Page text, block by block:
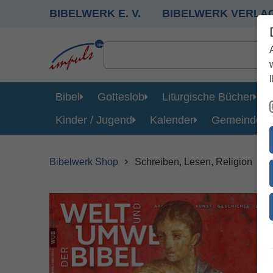
BIBELWERK E. V. BIBELWERK
Bibel Gotteslob Liturgische Bücher
Kinder / Jugend
Kalender Gemeinde
Bibelwerk Shop Schreiben, Lesen, Religion